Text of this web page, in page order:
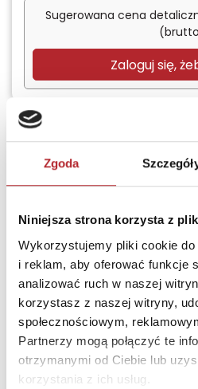
Zgoda
Niniejsza strona korzysta z
Wykorzystujemy pliki cookie
i reklam, aby oferować funkcje
analizować ruch w naszej
korzystasz z naszej witryny,
społecznościowym,
Partnerzy mogą połączyć te
otrzymanymi od Ciebie lub
korzystania z ich usług.
Sugerowana cena
Zaloguj się,
Sugerowana cena
Zaloguj się,